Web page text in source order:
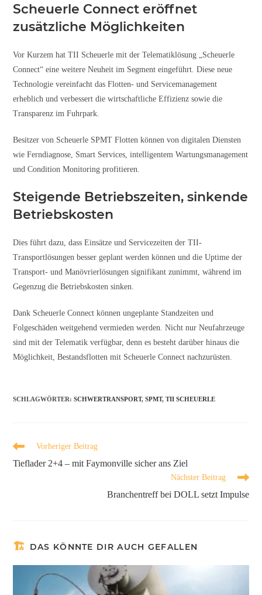
Scheuerle Connect eröffnet
zusätzliche Möglichkeiten
Vor Kurzem hat TII Scheuerle mit der Telematiklösung „Scheuerle
Connect“ eine weitere Neuheit im Segment eingeführt. Diese neue
Technologie vereinfacht das Flotten- und Servicemanagement
erheblich und verbessert die wirtschaftliche Effizienz sowie die
Transparenz im Fuhrpark.
Besitzer von Scheuerle SPMT Flotten können von digitalen Diensten
wie Ferndiagnose, Smart Services, intelligentem Wartungsmanagement
und Condition Monitoring profitieren.
Steigende Betriebszeiten, sinkende
Betriebskosten
Dies führt dazu, dass Einsätze und Servicezeiten der TII-
Transportlösungen besser geplant werden können und die Uptime der
Transport- und Manövrierlösungen signifikant zunimmt, während im
Gegenzug die Betriebskosten sinken.
Dank Scheuerle Connect können ungeplante Standzeiten und
Folgeschäden weitgehend vermieden werden. Nicht nur Neufahrzeuge
sind mit der Telematik verfügbar, denn es besteht darüber hinaus die
Möglichkeit, Bestandsflotten mit Scheuerle Connect nachzurüsten.
SCHLAGWÖRTER:SCHWERTRANSPORT, SPMT, TII SCHEUERLE
Vorheriger Beitrag
Tieflader 2+4 – mit Faymonville sicher ans Ziel
Nächster Beitrag
Branchentreff bei DOLL setzt Impulse
DAS KÖNNTE DIR AUCH GEFALLEN